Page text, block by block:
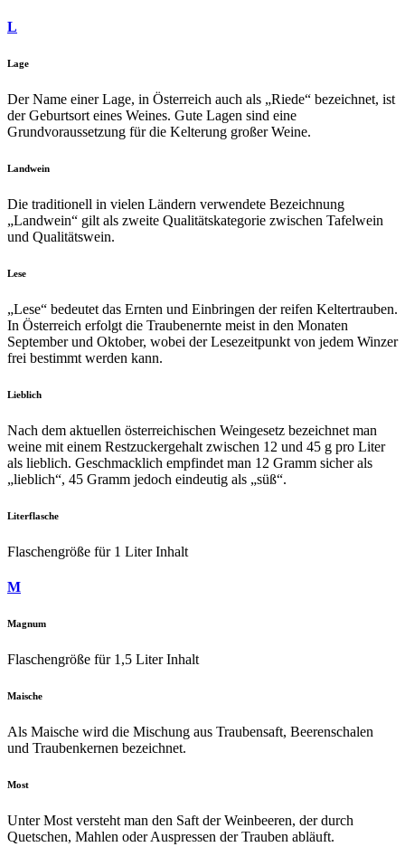
L
Lage
Der Name einer Lage, in Österreich auch als „Riede“ bezeichnet, ist
der Geburtsort eines Weines. Gute Lagen sind eine
Grundvoraussetzung für die Kelterung großer Weine.
Landwein
Die traditionell in vielen Ländern verwendete Bezeichnung
„Landwein“ gilt als zweite Qualitätskategorie zwischen Tafelwein
und Qualitätswein.
Lese
„Lese“ bedeutet das Ernten und Einbringen der reifen Keltertrauben.
In Österreich erfolgt die Traubenernte meist in den Monaten
September und Oktober, wobei der Lesezeitpunkt von jedem Winzer
frei bestimmt werden kann.
Lieblich
Nach dem aktuellen österreichischen Weingesetz bezeichnet man
weine mit einem Restzuckergehalt zwischen 12 und 45 g pro Liter
als lieblich. Geschmacklich empfindet man 12 Gramm sicher als
„lieblich“, 45 Gramm jedoch eindeutig als „süß“.
Literflasche
Flaschengröße für 1 Liter Inhalt
M
Magnum
Flaschengröße für 1,5 Liter Inhalt
Maische
Als Maische wird die Mischung aus Traubensaft, Beerenschalen
und Traubenkernen bezeichnet.
Most
Unter Most versteht man den Saft der Weinbeeren, der durch
Quetschen, Mahlen oder Auspressen der Trauben abläuft.